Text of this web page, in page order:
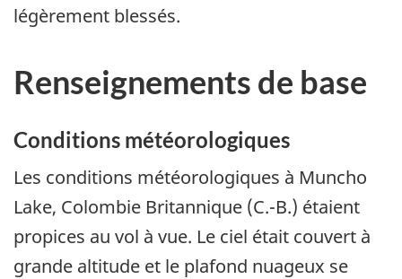
légèrement blessés.
Renseignements de base
Conditions météorologiques
Les conditions météorologiques à Muncho
Lake, Colombie Britannique (C.-B.) étaient
propices au vol à vue. Le ciel était couvert à
grande altitude et le plafond nuageux se